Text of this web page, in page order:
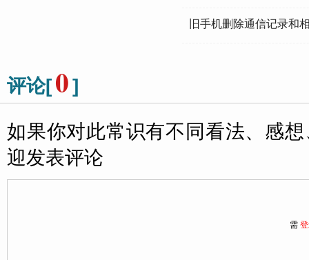
旧手机删除通信记录和
评论[0]
如果你对此常识有不同看法、感
迎发表评论
需